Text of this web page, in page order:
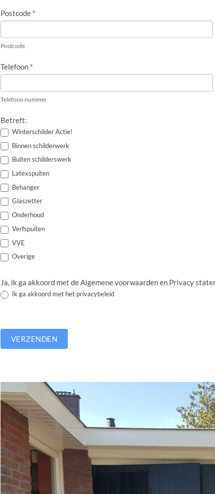
KOSTENLOOS
Postcode*
Postcode
Telefoon*
Telefoon nummer
Betreft:
Winterschilder Actie!
Binnen schilderwerk
Buiten schilderswerk
Latexspuiten
Behanger
Glaszetter
Onderhoud
Verfspuiten
VVE
Overige
Ja, ik ga akkoord met de Algemene voorwaarden en Privacy
Ik ga akkoord met het privacybeleid
VERZENDEN